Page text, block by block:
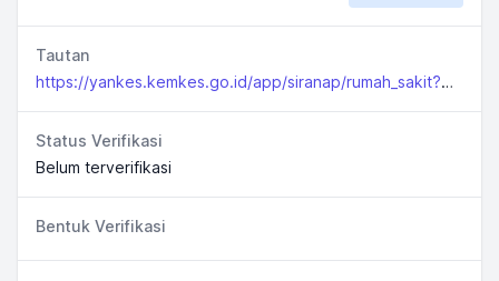
Tautan
https://yankes.kemkes.go.id/app/siranap/rumah_sakit?jenis=1&propinsi=32prop&kabkota=3216
Status Verifikasi
Belum terverifikasi
Bentuk Verifikasi